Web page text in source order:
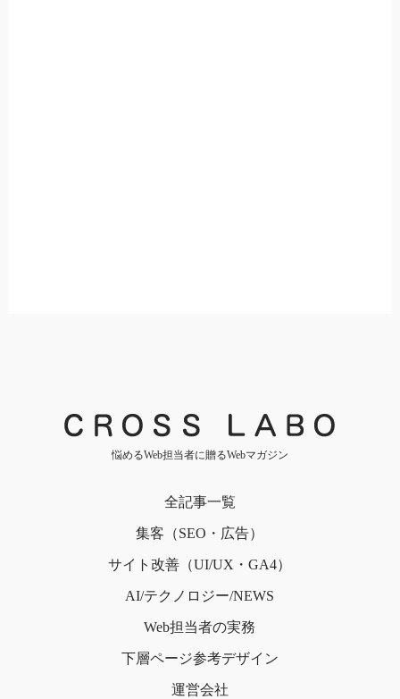
悩めるWeb担当者に贈るWebマガジン
全記事一覧
集客（SEO・広告）
サイト改善（UI/UX・GA4）
AI/テクノロジー/NEWS
Web担当者の実務
下層ページ参考デザイン
運営会社